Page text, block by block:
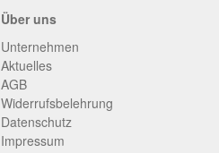
Über uns
Unternehmen
Aktuelles
AGB
Widerrufsbelehrung
Datenschutz
Impressum